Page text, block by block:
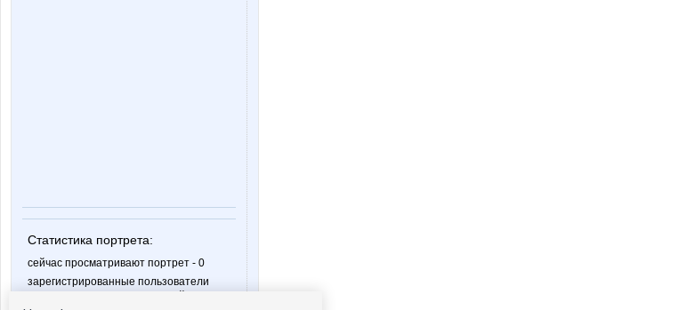
Статистика портрета:
сейчас просматривают портрет - 0
зарегистрированные пользователи